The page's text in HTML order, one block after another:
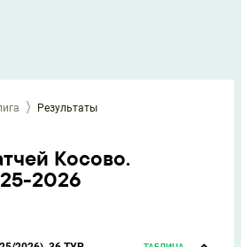
Результаты
Косово.
2026